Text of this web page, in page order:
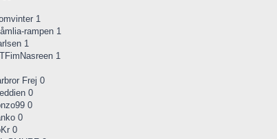
1
rampen 1
1
1
Frej 0
0
0
0
0